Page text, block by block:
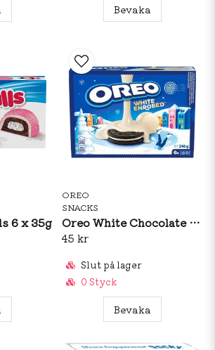
Bevaka
6 x 35g
OREO
SNACKS
Oreo White Chocolate Enrobed 246g
45 kr
Slut på lager
0 Styck
Bevaka